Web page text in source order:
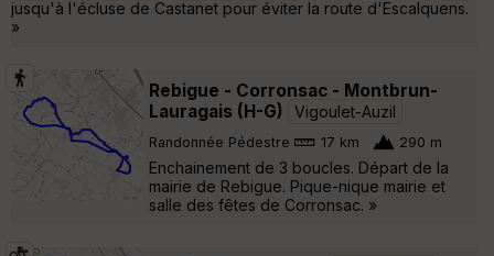
jusqu'à l'écluse de Castanet pour éviter la route d'Escalquens.
»
Rebigue - Corronsac - Montbrun-
Lauragais (H-G)
Vigoulet-Auzil
Randonnée Pédestre 17 km 290 m
Enchainement de 3 boucles. Départ de la
mairie de Rebigue. Pique-nique mairie et
salle des fêtes de Corronsac. »